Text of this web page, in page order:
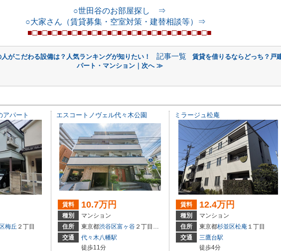
○世田谷のお部屋探し ⇒
○大家さん（賃貸募集・空室対策・建替相談等）⇒
■□■□■□■□■□■□■□■□■□■□■□■□■□■□■□■□■□■□■
がこだわる設備は？人気ランキングが知りたい！ 記事一覧
賃貸を借りるならどっち？戸
パート・マンション｜次へ ≫
アパート
梅丘 ２丁目
エスコートノヴェル代々木公園
賃料 10.7万円
種別
マンション
住所
東京都渋谷区富ヶ谷 ２丁目１４-１９
交通
代々木八幡駅
徒歩11分
ミラージュ松庵
賃料 12.4万円
種別
マンション
住所
東京都杉並区松庵 １丁目
交通
三鷹台駅
徒歩4分